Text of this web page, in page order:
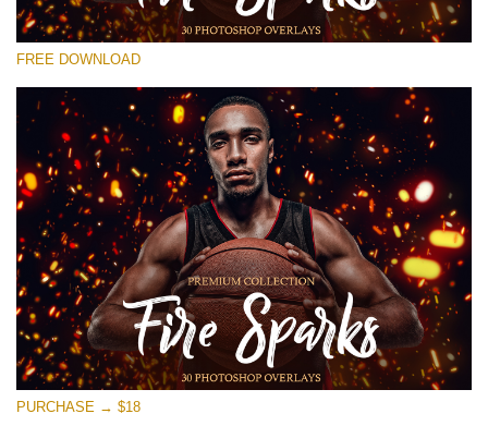
Kérlek, válassz
Small 800*533px
Fire Sparks
(30 Overlays)
Large 6000*4000px
Bokeh Collection (650 Overlays)
Large 6000*4000px
Entire Collection
(1783 Overlays)
FREE DOWNLOAD
PURCHASE → $18